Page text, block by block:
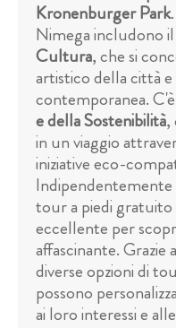
Kronenburger Park
Nimega includono il
Cultura, che si
artistico della città
contemporanea.
e della Sostenibilità,
in un viaggio
iniziative eco-
tour a piedi
eccellente per
affascinante.
diverse opzioni di
possono
ai loro interessi e